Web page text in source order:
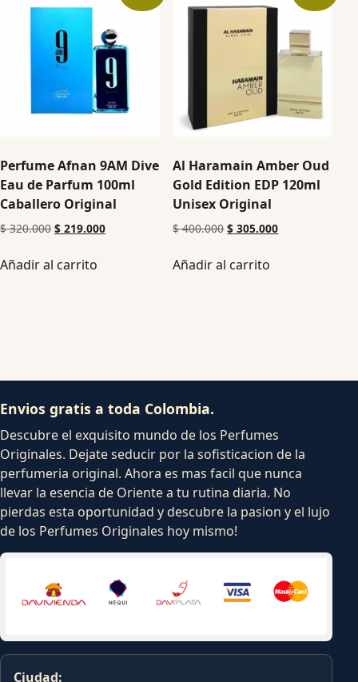
Perfume Afnan 9AM Dive
Eau de Parfum 100ml
Caballero Original
$320.000 $ 219.000
Añadir al carrito
Al Haramain Amber Oud
Gold Edition EDP 120ml
Unisex Original
$400.000 $ 305.000
Añadir al carrito
Envios gratis a toda Colombia.
Descubre el exquisito mundo de los Perfumes
Originales. Dejate seducir por la sofisticacion de la
perfumeria original. Ahora es mas facil que nunca
llevar la esencia de Oriente a tu rutina diaria. No
pierdas esta oportunidad y descubre la pasion y el lujo
de los Perfumes Originales hoy mismo!
Ciudad: